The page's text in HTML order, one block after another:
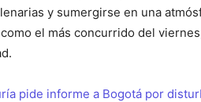
y sumergirse en una
el más concurrido del
pide informe a Bogotá por